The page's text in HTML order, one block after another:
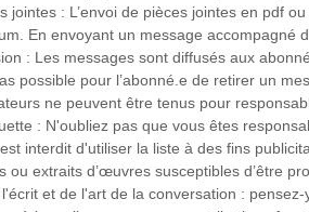
jointes : L’envoi de pièces jointes en pdf
En envoyant un message accompagné
: Les messages sont diffusés aux
possible pour l’abonné.e de retirer un
ne peuvent être tenus pour
: N'oubliez pas que vous êtes
est interdit d'utiliser la liste à des fins
ou extraits d’œuvres susceptibles d’être
et de l'art de la conversation :